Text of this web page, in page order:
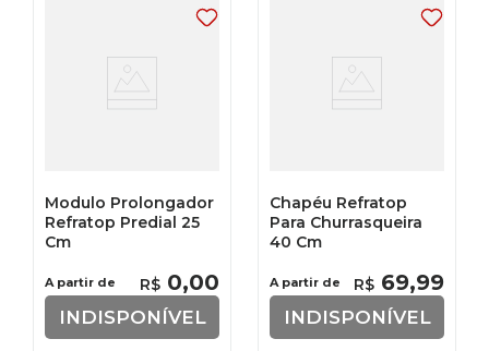
Modulo Prolongador
Refratop Predial 25
Cm
A partir de R$ 0,00
INDISPONÍVEL
Chapéu Refratop
Para Churrasqueira
40 Cm
A partir de R$ 69,99
INDISPONÍVEL